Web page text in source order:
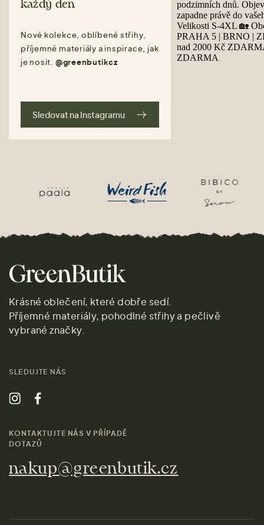
každý den
Nové kolekce, oblíbené střihy,
příjemné materiály a inspirace, jak
je nosit. @greenbutikcz
Sledovat na Instagramu
Krásné oblečení, které dobře sedí.
Příjemné materiály, pohodlné střihy a pečlivě
vybrané značky.
SLEDUJTE NÁS
KONTAKTUJTE NÁS V PŘÍPADĚ
DOTAZŮ
nakup@greenbutik.cz